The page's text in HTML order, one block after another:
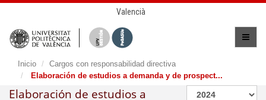
Valencià
Inicio
Cargos con responsabilidad directiva
Elaboración de estudios a demanda y de prospect...
Elaboración de estudios a